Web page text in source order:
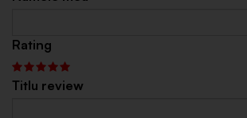
Rating
Titlu review